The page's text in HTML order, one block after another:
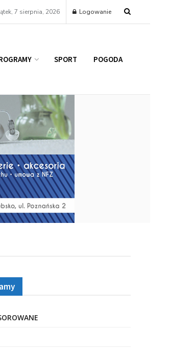
7 sierpnia, 2026 Logowanie
SPORT POGODA